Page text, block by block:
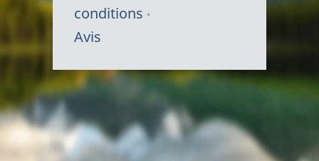
conditions
Avis
Symbole
du